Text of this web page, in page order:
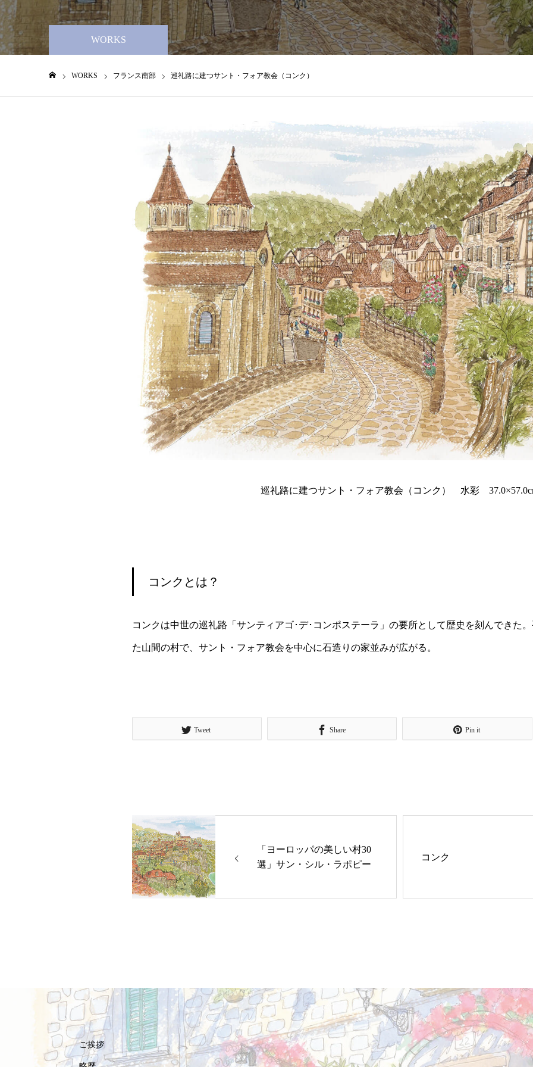
WORKS
WORKS フランス南部 巡礼路に建つサント・フォア教会（コンク）
巡礼路に建つサント・フォア教会（コンク） 水彩
コンクとは？
コンクは中世の巡礼路「サンティアゴ･デ･コンポステーラ」の要所として歴史を刻んできた
た山間の村で、サント・フォア教会を中心に石造りの家並みが広がる。
Tweet Share Pin it
「ヨーロッパの美しい村30
選」サン・シル・ラポピー
コンク
ご挨拶